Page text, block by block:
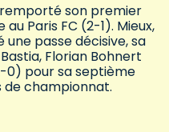
remporté son premier
Paris FC (2-1). Mieux,
passe décisive, sa
Florian Bohnert
0) pour sa septième
championnat.